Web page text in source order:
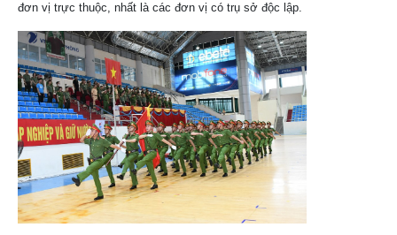
đơn vị trực thuộc, nhất là các đơn vị có trụ sở độc lập.